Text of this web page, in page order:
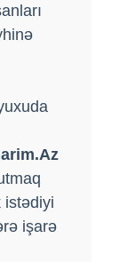
istədiyi
işarə